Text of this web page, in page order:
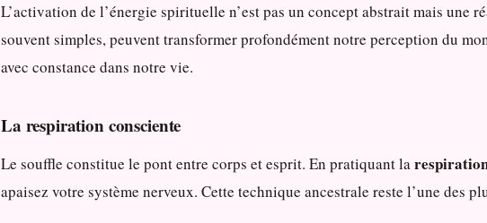
L’activation de l’énergie spirituelle n’est pas un concept abstrait mais une
souvent simples, peuvent transformer profondément notre perception du
avec constance dans notre vie.
La respiration consciente
Le souffle constitue le pont entre corps et esprit. En pratiquant la
apaisez votre système nerveux. Cette technique ancestrale reste l’une des